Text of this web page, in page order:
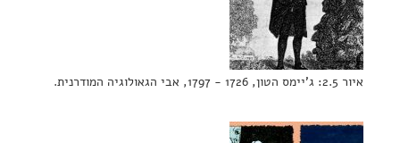
איור 2.5: ג'יימס הטון, 1726 - 1797, אבי הגאולוגיה המודרנית.